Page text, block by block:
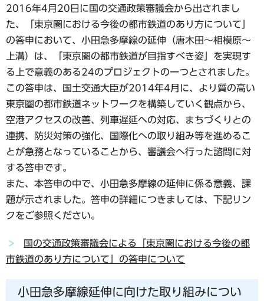
2016年4月20日に国の交通政策審議会から出されまし
た、「東京圏における今後の都市鉄道のあり方について」
の答申において、小田急多摩線の延伸（唐木田～相模原～
上溝）は、「東京圏の都市鉄道が目指すべき姿」を実現す
る上で意義のある24のプロジェクトの一つとされました。
この答申は、国土交通大臣が2014年4月に、より質の高い
東京圏の都市鉄道ネットワークを構築していく観点から、
空港アクセスの改善、列車遅延ヘの対応、まちづくりとの
連携、防災対策の強化、国際化への取り組み等を進めるこ
とが急務となっていることから、審議会へ行った諮問に対
する答申です。
また、本答申の中で、小田急多摩線の延伸に係る意義、課
題が示されました。答申の詳細につきましては、下記リン
クをご参照ください。
国の交通政策審議会による「東京圏における今後の都
市鉄道のあり方について」の答申について
小田急多摩線延伸に向けた取り組みについ